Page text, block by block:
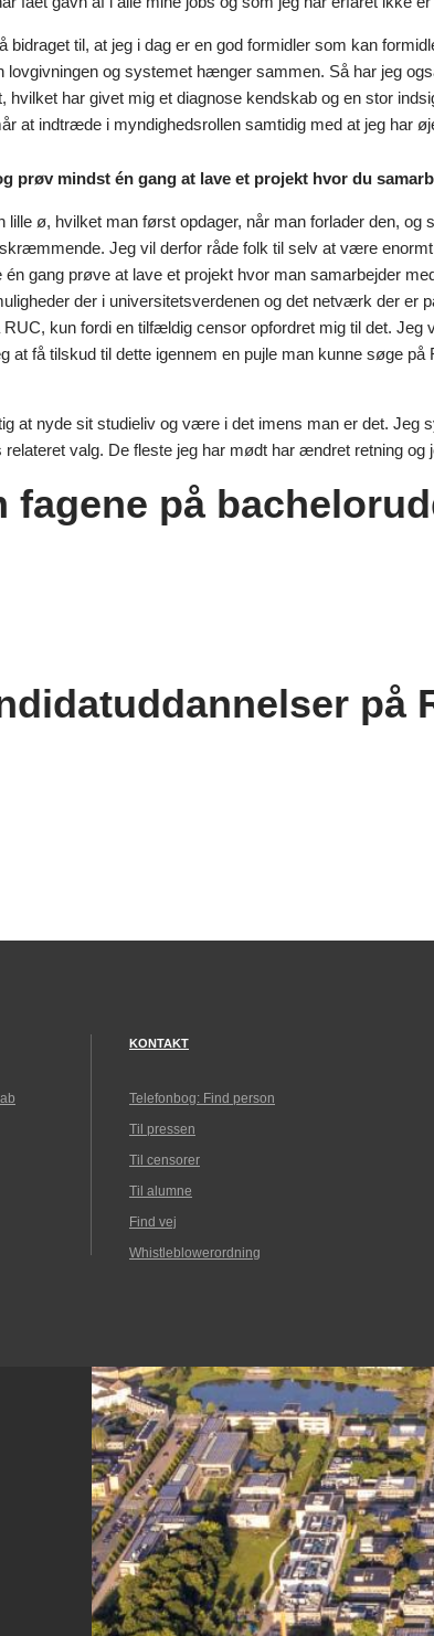
bidraget til, at jeg i dag er en god formidler som kan
lovgivningen og systemet hænger sammen. Så har jeg
hvilket har givet mig et diagnose kendskab og en stor
at indtræde i myndighedsrollen samtidig med at jeg har
prøv mindst én gang at lave et projekt hvor du
lille ø, hvilket man først opdager, når man forlader den,
Jeg vil derfor råde folk til selv at være
gang prøve at lave et projekt hvor man samarbejder
der i universitetsverdenen og det netværk der er
kun fordi en tilfældig censor opfordret mig til det. Jeg
at få tilskud til dette igennem en pujle man kunne søge
at nyde sit studieliv og være i det imens man er det.
valg. De fleste jeg har mødt har ændret retning
på
på
KONTAKT
Telefonbog: Find person
Til pressen
Til censorer
Til alumne
Find vej
Whistleblowerordning